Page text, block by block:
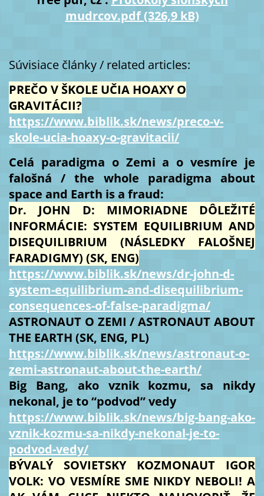
mudrcov.pdf (326,9 kB)
Súvisiace články / related articles:
PREČO V ŠKOLE UČIA HOAXY O
GRAVITÁCII?
https://www.biblik.sk/news/preco-v-
skole-ucia-hoaxy-o-gravitacii/
Celá paradigma o Zemi a o vesmíre je
falošná / the whole paradigma about
space and Earth is a fraud:
Dr. JOHN D: MIMORIADNE DÔLEŽITÉ
INFORMÁCIE: SYSTEM EQUILIBRIUM AND
DISEQUILIBRIUM (NÁSLEDKY FALOŠNEJ
FARADIGMY) (SK, ENG)
https://www.biblik.sk/news/dr-john-d-
system-equilibrium-and-disequilibrium-
consequences-of-false-paradigma/
ASTRONAUT O ZEMI / ASTRONAUT ABOUT
THE EARTH (SK, ENG, PL)
https://www.biblik.sk/news/astronaut-o-
zemi-astronaut-about-the-earth/
Big Bang, ako vznik kozmu, sa nikdy
nekonal, je to “podvod” vedy
https://www.biblik.sk/news/big-bang-ako-
vznik-kozmu-sa-nikdy-nekonal-je-to-
podvod-vedy/
BÝVALÝ SOVIETSKY KOZMONAUT IGOR
VOLK: VO VESMÍRE SME NIKDY NEBOLI! A